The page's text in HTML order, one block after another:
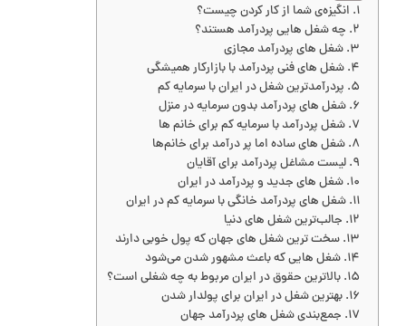
انگیزه‌ی شما از کار کردن چیست؟
چه شغل هایی پردرآمد هستند؟
شغل های پردرآمد مجازی
شغل های فنی پردرآمد با بازارکار همیشگی
پردرآمدترین شغل در ایران با سرمایه کم
شغل های پردرآمد بدون سرمایه در منزل
شغل پردرآمد با سرمایه کم برای خانم‌ ها
شغل های ساده اما پر درآمد برای خانم‌ها
لیست مشاغل پردرآمد برای آقایان
شغل های جدید و پردرآمد در ایران
شغل های پردرآمد خانگی با سرمایه کم در ایران
جالب‌ترین شغل های دنیا
سخت ترین شغل های جهان که پول خوبی دارند
شغل هایی که باعث مشهور شدن می‌شود
بالاترین حقوق در ایران مربوط به چه شغلی است؟
بهترین شغل در ایران برای پولدار شدن
جمع‌بندی شغل های پردرآمد جهان